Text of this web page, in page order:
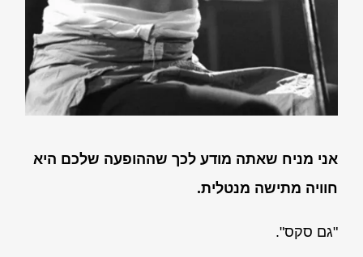
אני מניח שאתה מודע לכך שההופעה שלכם היא
חוויה מתישה מנטלית.
"גם סקס".